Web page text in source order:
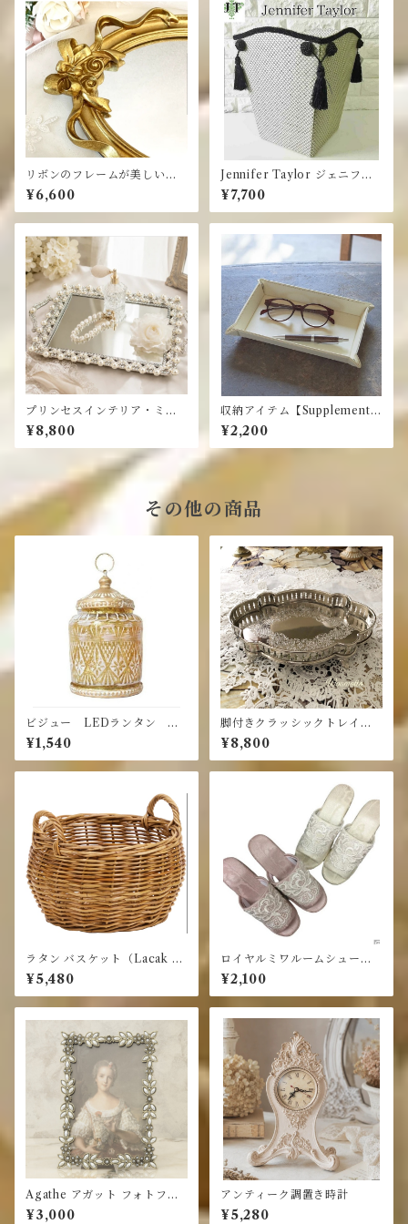
リボンのフレームが美しいミ
ラートレイ・ ゴールド トレイ
¥6,600
Jennifer Taylor ジェニファ
ーテイラー☆ダストボックス
¥7,700
プリンセスインテリア・ミラ
ートレイ・スクエア/パール ミ
ラートレー
¥8,800
収納アイテム【Supplement】
ボタントレーL
¥2,200
その他の商品
ビジュー LEDランタン ブ
ーケ
¥1,540
脚付きクラッシックトレイ・
シルバー真鍮製
¥8,800
ラタン バスケット（Lacak Ba
sket Series）・インドネシ
ア・丸
¥5,480
ロイヤルミワルームシュー
ズ・スリッパ 22～24cm
¥2,100
Agathe アガット フォトフレ
ーム
¥3,000
アンティーク調置き時計
¥5,280